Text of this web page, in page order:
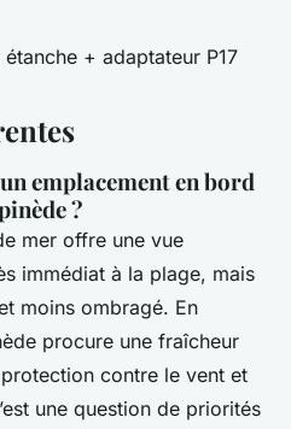
+ adaptateur P17
emplacement en bord
?
mer offre une vue
immédiat à la plage, mais
moins ombragé. En
procure une fraîcheur
contre le vent et
une question de priorités